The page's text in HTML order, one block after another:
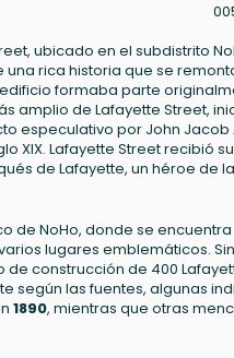
ubicado en el subdistrito
una rica historia que se
formaba parte
amplio de Lafayette Street,
especulativo por John Jacob
XIX. Lafayette Street recibió
de Lafayette, un héroe de
de NoHo, donde se
lugares emblemáticos. Sin
de construcción de 400
según las fuentes, algunas
1890, mientras que otras